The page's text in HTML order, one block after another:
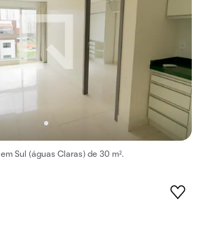
Sul (águas Claras) de 30 m².